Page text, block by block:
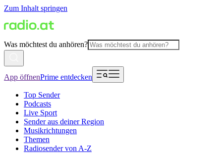
Zum Inhalt springen
Was möchtest du anhören?
App öffnenPrime entdecken
Top Sender
Podcasts
Live Sport
Sender aus deiner Region
Musikrichtungen
Themen
Radiosender von A-Z